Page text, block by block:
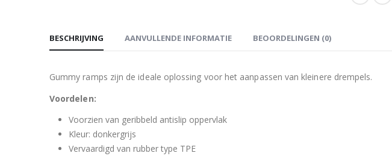
BESCHRIJVING AANVULLENDE INFORMATIE BEOORDELINGEN (0)
Gummy ramps zijn de ideale oplossing voor het aanpassen van kleinere drempels.
Voordelen:
Voorzien van geribbeld antislip oppervlak
Kleur: donkergrijs
Vervaardigd van rubber type TPE